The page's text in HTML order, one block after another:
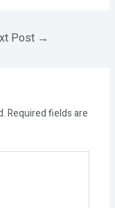
Post →
Required fields are